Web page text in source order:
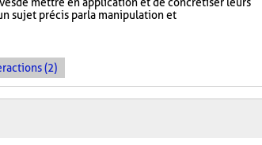
de mettre en application et de concrétiser leurs
sujet précis par la manipulation et
(2)